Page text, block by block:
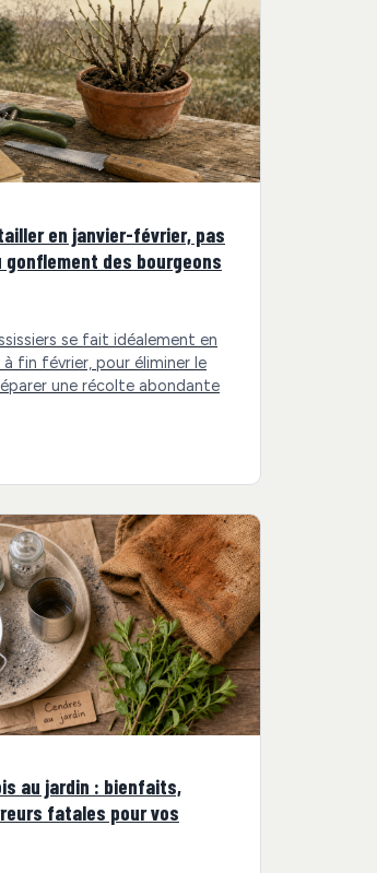
en janvier-février, pas
gonflement des bourgeons
se fait idéalement en
à fin février, pour éliminer le
une récolte abondante
au jardin : bienfaits,
fatales pour vos